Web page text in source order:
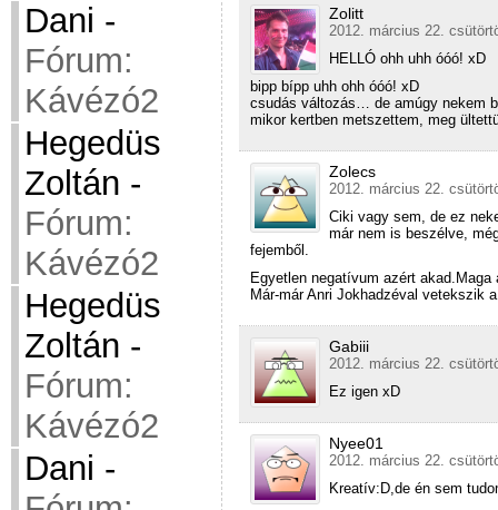
Dani -
Fórum:
Kávézó2
Hegedüs
Zoltán -
Fórum:
Kávézó2
Hegedüs
Zoltán -
Fórum:
Kávézó2
Dani -
Zolitt
2012. március 22.
HELLÓ ohh uhh óóó! xD
bipp bípp uhh ohh óóó! xD
csudás változás… de amúgy nekem
mikor kertben metszettem, meg
Zolecs
2012. március 22.
Ciki vagy sem, de ez
már nem is beszélve,
fejemből.
Egyetlen negatívum azért akad.Maga
Már-már Anri Jokhadzéval vetekszik
Gabiii
2012. március 22.
Ez igen xD
Nyee01
2012. március 22.
Kreatív:D,de én sem